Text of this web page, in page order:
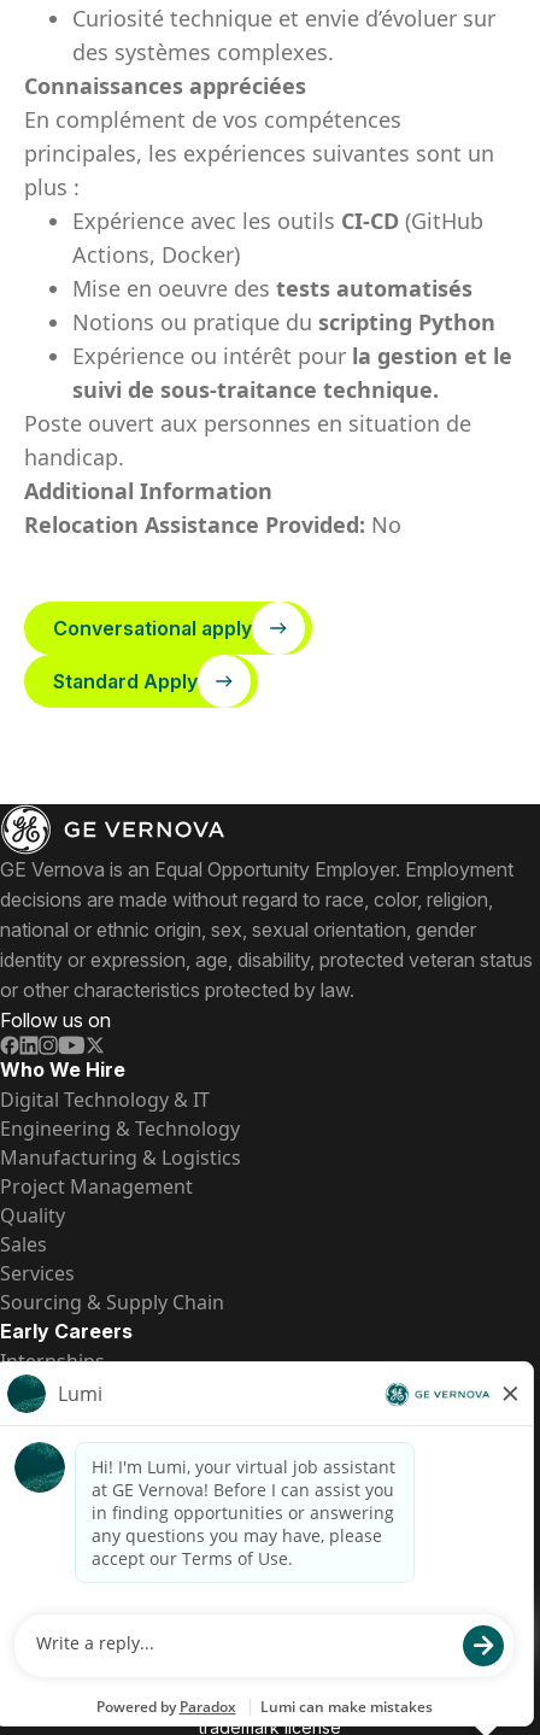
Curiosité technique et envie d’évoluer sur
des systèmes complexes.
Connaissances appréciées
En complément de vos compétences
principales, les expériences suivantes sont un
plus :
Expérience avec les outils CI-CD (GitHub
Actions, Docker)
Mise en oeuvre des tests automatisés
Notions ou pratique du scripting Python
Expérience ou intérêt pour la gestion et le
suivi de sous-traitance technique.
Poste ouvert aux personnes en situation de
handicap.
Additional Information
Relocation Assistance Provided: No
Conversational apply
Standard Apply
GE Vernova is an Equal Opportunity Employer. Employment
decisions are made without regard to race, color, religion,
national or ethnic origin, sex, sexual orientation, gender
identity or expression, age, disability, protected veteran status
or other characteristics protected by law.
Follow us on
Who We Hire
Digital Technology & IT
Engineering & Technology
Manufacturing & Logistics
Project Management
Quality
Sales
Services
Sourcing & Supply Chain
Early Careers
Internships
Entry-Level Positions
All Opportunities
Quick Links
US Pay Transparency
Candidate Privacy Notice
Fraud Alert
Brazil Pay Transparency (Relatório de Transparência
Accessibility
Contact Us
GE is a trademark of General Electric Company and is used under
trademark license